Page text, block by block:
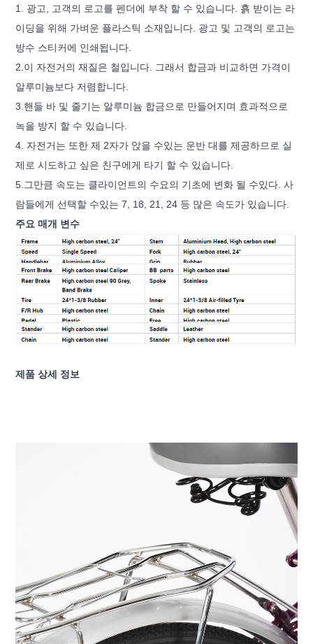
1. 광고, 고객의 로고를 펜더에 부착 할 수 있습니다. 흙 받이는 라
이딩을 위해 가벼운 플라스틱 소재입니다. 광고 및 고객의 로고는
방수 스티커에 인쇄됩니다.
2.이 자전거의 재질은 철입니다. 그래서 합금과 비교하면 가격이
알루미늄보다 저렴합니다.
3.핸들 바 및 줄기는 알루미늄 합금으로 만들어지며 효과적으로
녹을 방지 할 수 있습니다.
4. 자전거는 또한 제 2자가 앉을 수있는 운반 대를 제공하므로 실
제로 시도하고 싶은 친구에게 타기 할 수 있습니다.
5.그만큼 속도는 클라이언트의 수요의 기초에 변화 될 수있다. 사
람들에게 선택할 수있는 7, 18, 21, 24 등 많은 속도가 있습니다.
주요 매개 변수
제품 상세 정보